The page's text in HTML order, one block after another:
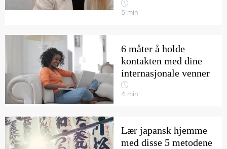
5 min
6 måter å holde
kontakten med dine
internasjonale venner
4 min
Lær japansk hjemme
med disse 5 metodene